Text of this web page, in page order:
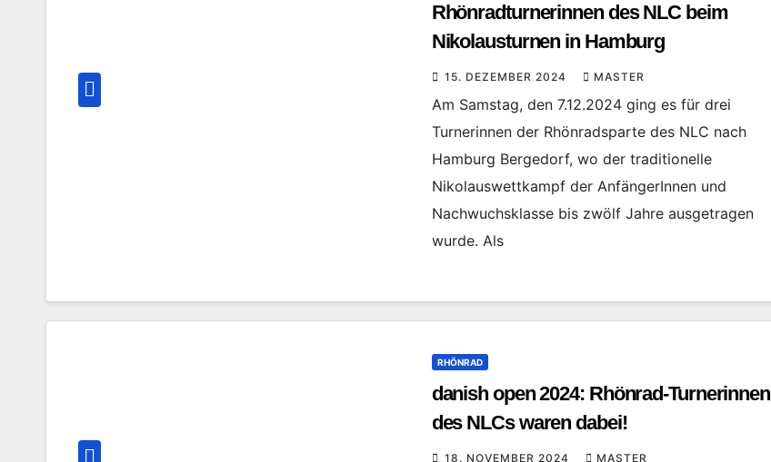
Rhönradturnerinnen des NLC beim
Nikolausturnen in Hamburg
15. DEZEMBER 2024 MASTER
Am Samstag, den 7.12.2024 ging es für drei
Turnerinnen der Rhönradsparte des NLC nach
Hamburg Bergedorf, wo der traditionelle
Nikolauswettkampf der AnfängerInnen und
Nachwuchsklasse bis zwölf Jahre ausgetragen
wurde. Als
RHÖNRAD
danish open 2024: Rhönrad-Turnerinnen
des NLCs waren dabei!
18. NOVEMBER 2024 MASTER